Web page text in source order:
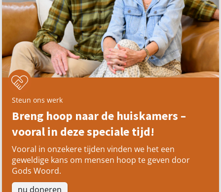
Steun ons werk
Breng hoop naar de huiskamers –
vooral in deze speciale tijd!
Vooral in onzekere tijden vinden we het een
geweldige kans om mensen hoop te geven door
Gods Woord.
nu doneren